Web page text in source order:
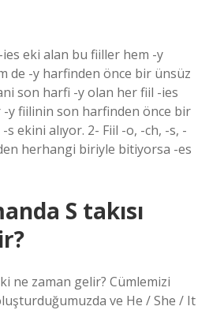
eki alan bu fiiller hem -y
de -y harfinden önce bir ünsüz
son harfi -y olan her fiil -ies
-y fiilinin son harfinden önce bir
ekini alıyor. 2- Fiil -o, -ch, -s, -
herhangi biriyle bitiyorsa -es
S takısı
ne zaman gelir? Cümlemizi
ve He / She / It